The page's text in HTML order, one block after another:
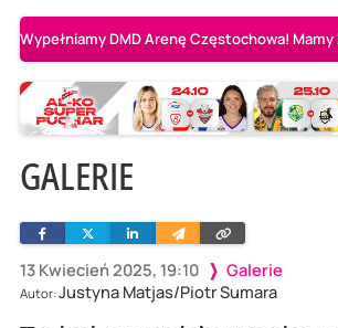
Wypełniamy DMD Arenę Częstochowa!
GALERIE
13 Kwiecień 2025, 19:10 Galerie
Autor:Justyna Matjas/Piotr Sumara
FacebookTwitterLinkedinWyślij
e-
Skopiuj
link